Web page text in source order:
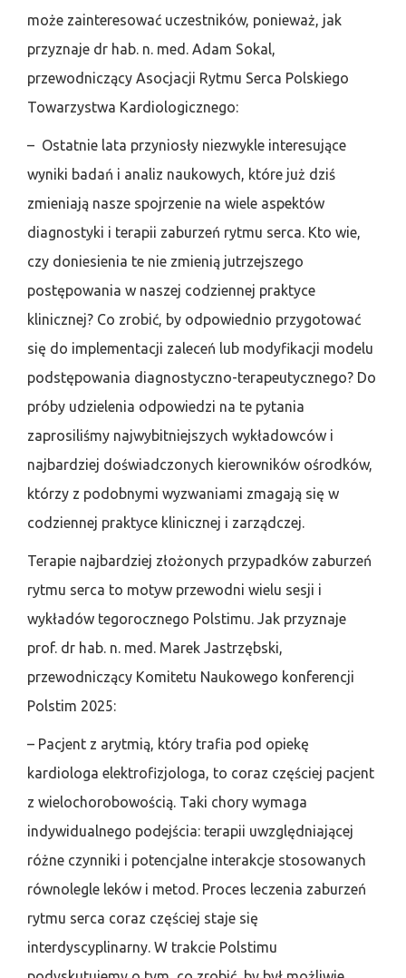
może zainteresować uczestników, ponieważ, jak
przyznaje dr hab. n. med. Adam Sokal,
przewodniczący Asocjacji Rytmu Serca Polskiego
Towarzystwa Kardiologicznego:
– Ostatnie lata przyniosły niezwykle interesujące
wyniki badań i analiz naukowych, które już dziś
zmieniają nasze spojrzenie na wiele aspektów
diagnostyki i terapii zaburzeń rytmu serca. Kto wie,
czy doniesienia te nie zmienią jutrzejszego
postępowania w naszej codziennej praktyce
klinicznej? Co zrobić, by odpowiednio przygotować
się do implementacji zaleceń lub modyfikacji modelu
podstępowania diagnostyczno-terapeutycznego? Do
próby udzielenia odpowiedzi na te pytania
zaprosiliśmy najwybitniejszych wykładowców i
najbardziej doświadczonych kierowników ośrodków,
którzy z podobnymi wyzwaniami zmagają się w
codziennej praktyce klinicznej i zarządczej.
Terapie najbardziej złożonych przypadków zaburzeń
rytmu serca to motyw przewodni wielu sesji i
wykładów tegorocznego Polstimu. Jak przyznaje
prof. dr hab. n. med. Marek Jastrzębski,
przewodniczący Komitetu Naukowego konferencji
Polstim 2025:
– Pacjent z arytmią, który trafia pod opiekę
kardiologa elektrofizjologa, to coraz częściej pacjent
z wielochorobowością. Taki chory wymaga
indywidualnego podejścia: terapii uwzględniającej
różne czynniki i potencjalne interakcje stosowanych
równolegle leków i metod. Proces leczenia zaburzeń
rytmu serca coraz częściej staje się
interdyscyplinarny. W trakcie Polstimu